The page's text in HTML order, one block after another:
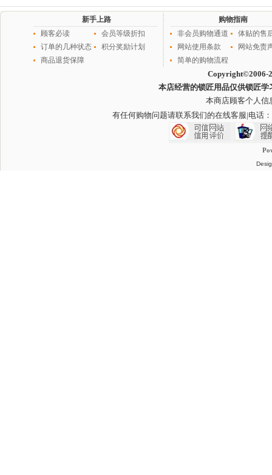
新手上路
顾客必读
会员等级折扣
订单的几种状态
积分奖励计划
商品退货保障
购物指南
非会员购物通道
体贴的售
网站使用条款
网站免责
简单的购物流程
Copyright©2006-
本店经营的锁匠用品仅供锁匠
本商店顾客个人信
有任何购物问题请联系我们的在线客服|电话：